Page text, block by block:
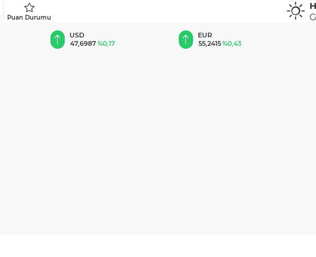
Puan Durumu
EUR
55,2415%0,43
GBP
64,4394%0,43